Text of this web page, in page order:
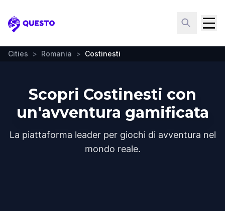
Questo
Cities > Romania > Costinesti
Scopri Costinesti con
un'avventura gamificata
La piattaforma leader per giochi di avventura nel
mondo reale.